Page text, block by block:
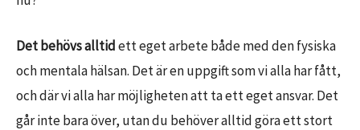
Det behövs alltidett eget arbete både med den fysiska
och mentala hälsan. Det är en uppgift som vi alla har fått,
och där vi alla har möjligheten att ta ett eget ansvar. Det
går inte bara över, utan du behöver alltid göra ett stort